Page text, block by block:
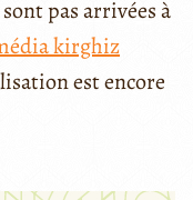
pas arrivées à
kirghiz
est encore